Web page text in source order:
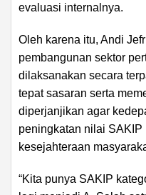
evaluasi internalnya.
Oleh karena itu, Andi
pembangunan sektor
dilaksanakan secara
tepat sasaran serta
diperjanjikan agar
peningkatan nilai
kesejahteraan
“Kita punya SAKIP